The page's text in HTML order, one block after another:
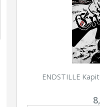
ENDSTILLE